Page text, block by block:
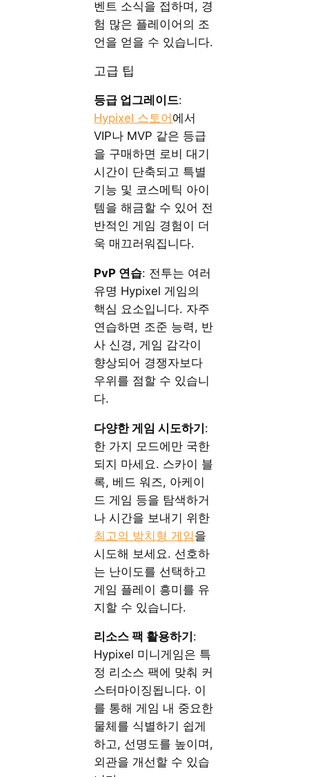
벤트 소식을 접하며, 경
험 많은 플레이어의 조
언을 얻을 수 있습니다.
고급 팁
등급 업그레이드:
Hypixel 스토어 에서
VIP나 MVP 같은 등급
을 구매하면 로비 대기
시간이 단축되고 특별
기능 및 코스메틱 아이
템을 해금할 수 있어 전
반적인 게임 경험이 더
욱 매끄러워집니다.
PvP 연습: 전투는 여러
유명 Hypixel 게임의
핵심 요소입니다. 자주
연습하면 조준 능력, 반
사 신경, 게임 감각이
향상되어 경쟁자보다
우위를 점할 수 있습니
다.
다양한 게임 시도하기:
한 가지 모드에만 국한
되지 마세요. 스카이 블
록, 베드 워즈, 아케이
드 게임 등을 탐색하거
나 시간을 보내기 위한
최고의 방치형 게임을
시도해 보세요. 선호하
는 난이도를 선택하고
게임 플레이 흥미를 유
지할 수 있습니다.
리소스 팩 활용하기 :
Hypixel 미니게임은 특
정 리소스 팩에 맞춰 커
스터마이징됩니다. 이
를 통해 게임 내 중요한
물체를 식별하기 쉽게
하고, 선명도를 높이며,
외관을 개선할 수 있습